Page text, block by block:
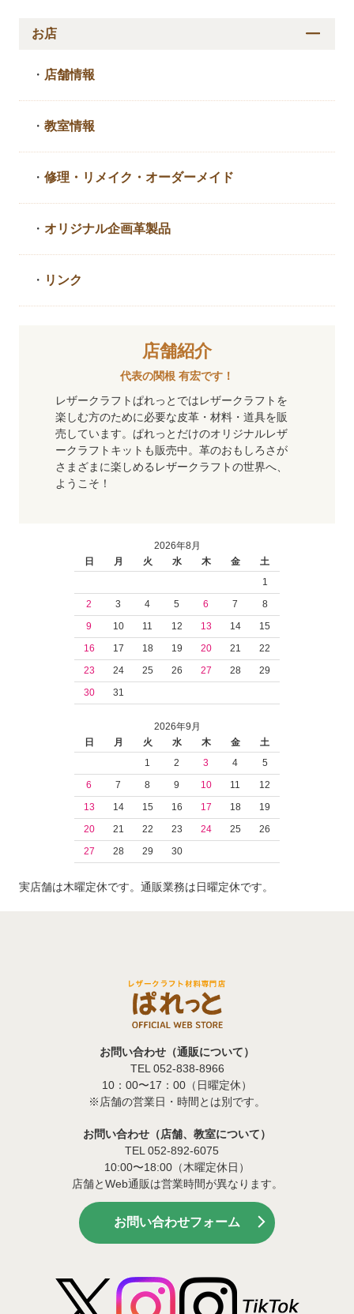
お店
・ 店舗情報
・教室情報
・修理・リメイク・ オーダーメイド
・ オリジナル企画革製品
・ リンク
店舗紹介
代表の関根 有宏です！
レザークラフトぱれっとではレザークラフトを
楽しむ方のために必要な皮革・材料・道具を販
売しています。ぱれっとだけのオリジナルレザ
ークラフトキットも販売中。革のおもしろさが
さまざまに楽しめるレザークラフトの世界へ、
ようこそ！
2026年8月
日
月 火 水 木 金
土
1
2
3 4 5 6 7
8
9
10 11 12 13 14
15
16
17 18 19 20 21
22
23
24 25 26 27 28
29
30
31
2026年9月
日
月 火 水 木 金
土
1
2 3 4
5
6
7 8 9 10 11
12
13
14 15 16 17 18
19
20
21 22 23 24 25
26
27
28 29 30
実店舗は木曜定休です。通販業務は日曜定休です。
お問い合わせ（通販について）
TEL 052-838-8966
10：00〜17：00（日曜定休）
※店舗の営業日・時間とは別です。
お問い合わせ（店舗、教室について）
TEL 052-892-6075
10:00〜18:00（木曜定休日）
店舗とWeb通販は営業時間が異なります。
お問い合わせフォーム